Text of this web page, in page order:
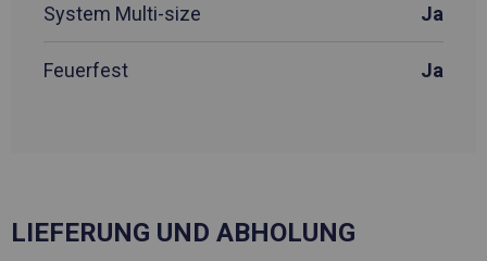
System Multi-size Ja
Feuerfest Ja
LIEFERUNG UND ABHOLUNG